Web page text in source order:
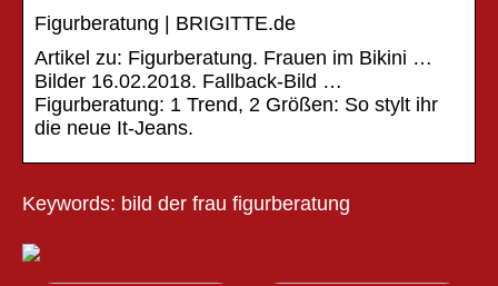
Figurberatung | BRIGITTE.de
Artikel zu: Figurberatung. Frauen im Bikini …
Bilder 16.02.2018. Fallback-Bild …
Figurberatung: 1 Trend, 2 Größen: So stylt ihr
die neue It-Jeans.
Keywords: bild der frau figurberatung